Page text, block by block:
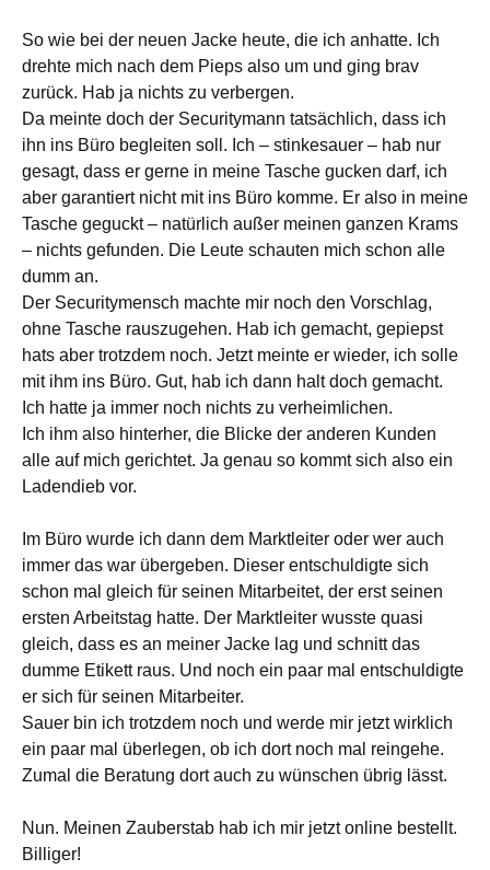
So wie bei der neuen Jacke heute, die ich anhatte. Ich
drehte mich nach dem Pieps also um und ging brav
zurück. Hab ja nichts zu verbergen.
Da meinte doch der Securitymann tatsächlich, dass ich
ihn ins Büro begleiten soll. Ich – stinkesauer – hab nur
gesagt, dass er gerne in meine Tasche gucken darf, ich
aber garantiert nicht mit ins Büro komme. Er also in meine
Tasche geguckt – natürlich außer meinen ganzen Krams
– nichts gefunden. Die Leute schauten mich schon alle
dumm an.
Der Securitymensch machte mir noch den Vorschlag,
ohne Tasche rauszugehen. Hab ich gemacht, gepiepst
hats aber trotzdem noch. Jetzt meinte er wieder, ich solle
mit ihm ins Büro. Gut, hab ich dann halt doch gemacht.
Ich hatte ja immer noch nichts zu verheimlichen.
Ich ihm also hinterher, die Blicke der anderen Kunden
alle auf mich gerichtet. Ja genau so kommt sich also ein
Ladendieb vor.
Im Büro wurde ich dann dem Marktleiter oder wer auch
immer das war übergeben. Dieser entschuldigte sich
schon mal gleich für seinen Mitarbeitet, der erst seinen
ersten Arbeitstag hatte. Der Marktleiter wusste quasi
gleich, dass es an meiner Jacke lag und schnitt das
dumme Etikett raus. Und noch ein paar mal entschuldigte
er sich für seinen Mitarbeiter.
Sauer bin ich trotzdem noch und werde mir jetzt wirklich
ein paar mal überlegen, ob ich dort noch mal reingehe.
Zumal die Beratung dort auch zu wünschen übrig lässt.
Nun. Meinen Zauberstab hab ich mir jetzt online bestellt.
Billiger!